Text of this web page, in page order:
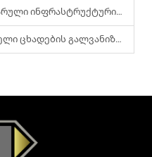
დურაბელ ცხელი ცინკით დაფარულ რულოებს?
კოროზიის წინააღმდეგ წინააღმდეგობას გამოვიდეს მომსახურების გარეშე?